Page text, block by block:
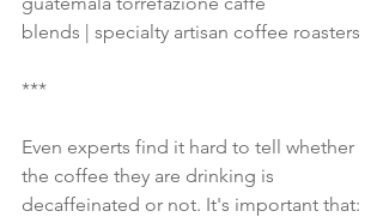
blends | specialty artisan coffee roasters
***
Even experts find it hard to tell whether
the coffee they are drinking is
decaffeinated or not. It's important that: